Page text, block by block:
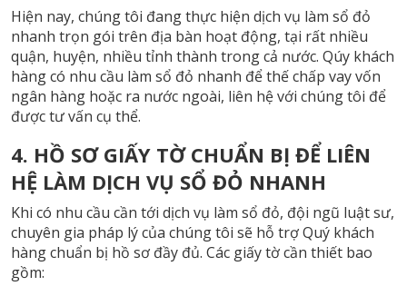
Hiện nay, chúng tôi đang thực hiện dịch vụ làm sổ đỏ
nhanh trọn gói trên địa bàn hoạt động, tại rất nhiều
quận, huyện, nhiều tỉnh thành trong cả nước. Qúy khách
hàng có nhu cầu làm sổ đỏ nhanh để thế chấp vay vốn
ngân hàng hoặc ra nước ngoài, liên hệ với chúng tôi để
được tư vấn cụ thể.
4. HỒ SƠ GIẤY TỜ CHUẨN BỊ ĐỂ LIÊN
HỆ LÀM DỊCH VỤ SỔ ĐỎ NHANH
Khi có nhu cầu cần tới dịch vụ làm sổ đỏ, đội ngũ luật sư,
chuyên gia pháp lý của chúng tôi sẽ hỗ trợ Quý khách
hàng chuẩn bị hồ sơ đầy đủ. Các giấy tờ cần thiết bao
gồm: